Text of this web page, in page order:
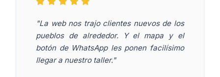
"La web nos trajo clientes nuevos de los
pueblos de alrededor. Y el mapa y el
botón de WhatsApp les ponen facilísimo
llegar a nuestro taller."